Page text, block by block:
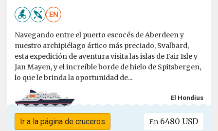
EN
Navegando entre el puerto escocés de Aberdeen y
nuestro archipiélago ártico más preciado, Svalbard,
esta expedición de aventura visita las islas de Fair Isle y
Jan Mayen, y el increíble borde de hielo de Spitsbergen,
lo que le brinda la oportunidad de...
El Hondius
Ir a la página de cruceros En 6480 USD